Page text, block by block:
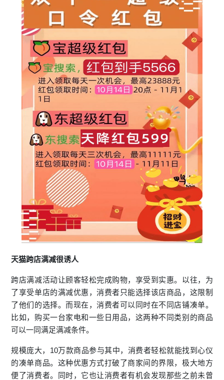
天猫跨店满减很诱人
跨店满减活动让顾客轻松完成购物，享受到实惠。以往，为
了享受单店的满减优惠，消费者只能选择该店商品，这限制
了他们的选择。而现在，消费者可以同时在不同店铺凑单。
比如，购买一台家电和一些日用品，这两种不同类别的商品
可以一同满足满减条件。
规模庞大，10万款商品参与其中，消费者轻松就能找到心仪
的凑单商品。这种优惠方式打破了商家间的界限，极大地方
便了消费者。同时，它也让消费者有机会发现那些之前未曾